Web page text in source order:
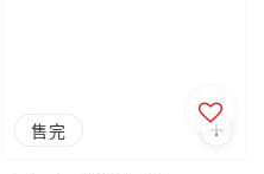
售完